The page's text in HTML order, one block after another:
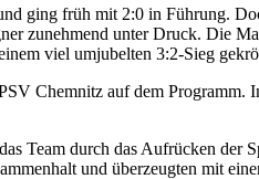
ging früh mit 2:0 in Führung.
zunehmend unter Druck. Die
viel umjubelten 3:2-Sieg
Chemnitz auf dem Programm.
Team durch das Aufrücken der
und überzeugten mit